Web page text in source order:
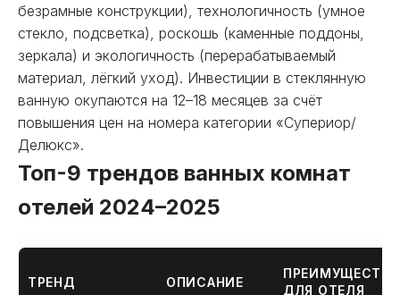
безрамные конструкции), технологичность (умное
стекло, подсветка), роскошь (каменные поддоны,
зеркала) и экологичность (перерабатываемый
материал, лёгкий уход). Инвестиции в стеклянную
ванную окупаются на 12–18 месяцев за счёт
повышения цен на номера категории «Супериор/
Делюкс».
Топ-9 трендов ванных комнат
отелей 2024–2025
ТРЕНД ОПИСАНИЕ
ПРЕИМУЩЕСТВА
ДЛЯ ОТЕЛЯ